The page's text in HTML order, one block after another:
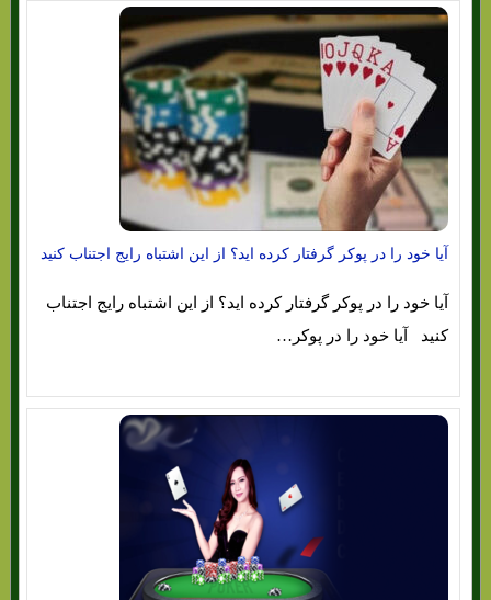
آیا خود را در پوکر گرفتار کرده اید؟ از این اشتباه رایج اجتناب کنید
آیا خود را در پوکر گرفتار کرده اید؟ از این اشتباه رایج اجتناب
کنید آیا خود را در پوکر…